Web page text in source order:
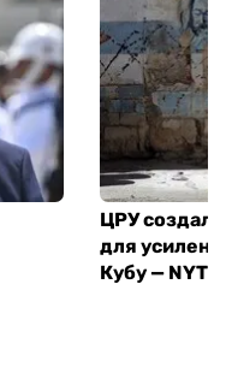
ЦРУ
для
Кубу — NYT